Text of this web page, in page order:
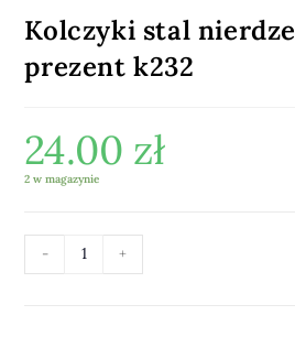
Kolczyki stal
prezent k232
24.00 zł
2 w magazynie
- +